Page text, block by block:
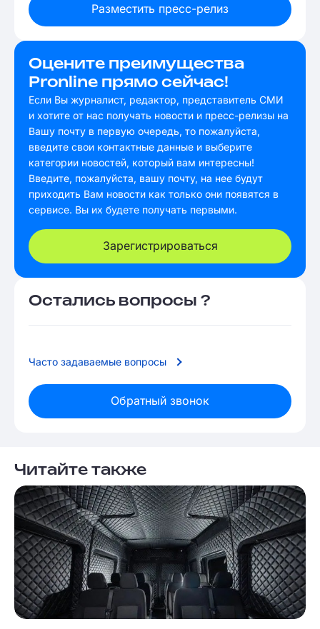
Разместить пресс-релиз
Оцените преимущества
Pronline прямо сейчас!
Если Вы журналист, редактор, представитель СМИ
и хотите от нас получать новости и пресс-релизы на
Вашу почту в первую очередь, то пожалуйста,
введите свои контактные данные и выберите
категории новостей, который вам интересны!
Введите, пожалуйста, вашу почту, на нее будут
приходить Вам новости как только они появятся в
сервисе. Вы их будете получать первыми.
Зарегистрироваться
Остались вопросы ?
Часто задаваемые вопросы
Обратный звонок
Читайте также